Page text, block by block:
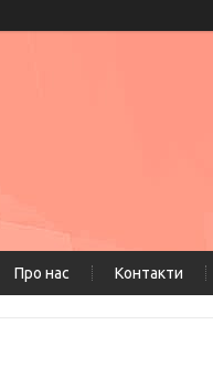
Про нас Контакти